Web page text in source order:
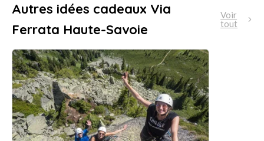
Autres idées cadeaux Via
Ferrata Haute-Savoie
Voir
tout